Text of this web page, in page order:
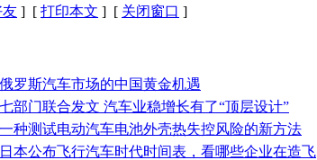
友 ] [ 打印本文 ] [ 关闭窗口 ]
俄罗斯汽车市场的中国黄金机遇
七部门联合发文 汽车业稳增长有了“顶层设计”
一种测试电动汽车电池外壳热失控风险的新方法
日本公布飞行汽车时代时间表，看哪些企业在造飞